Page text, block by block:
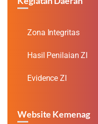
Zona Integritas
Hasil Penilaian ZI
Evidence ZI
Website Kemenag